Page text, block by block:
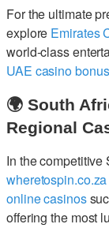
For the ultimate
explore Emirates
world-class
UAE casino
🌍 South
Regional
In the competitive
wheretospin.co.za
online casinos
offering the most